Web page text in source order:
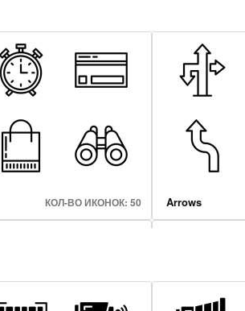
КОЛ-ВО ИКОНОК: 41 Online Shopping
КОЛ-ВО ИКОНОК: 50 Arrows